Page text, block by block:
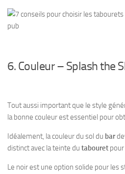
6. Couleur – Splash the
Tout aussi important que le style
la bonne couleur est essentiel pour
Idéalement, la couleur du sol du bar
distinct avec la teinte du tabouret
Le noir est une option solide pour les